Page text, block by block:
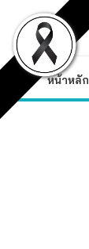
content
หน้าหลัก